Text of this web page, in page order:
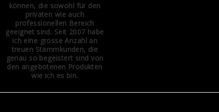
können, die sowohl für den
privaten wie auch
professionellen Bereich
geeignet sind. Seit 2007 habe
ich eine grosse Anzahl an
treuen Stammkunden, die
genau so begeistert sind von
den angebotenen Produkten
wie ich es bin.